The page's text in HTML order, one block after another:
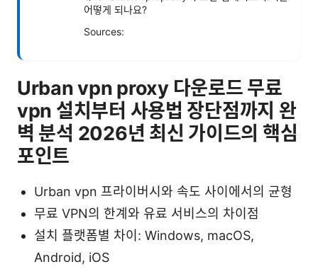
어떻게 되나요?
Sources:
Urban vpn proxy 다운로드 무료
vpn 설치부터 사용법 장단점까지 완
벽 분석 2026년 최신 가이드의 핵심
포인트
Urban vpn 프라이버시와 속도 사이에서의 균형
무료 VPN의 한계와 유료 서비스의 차이점
설치 플랫폼별 차이: Windows, macOS,
Android, iOS